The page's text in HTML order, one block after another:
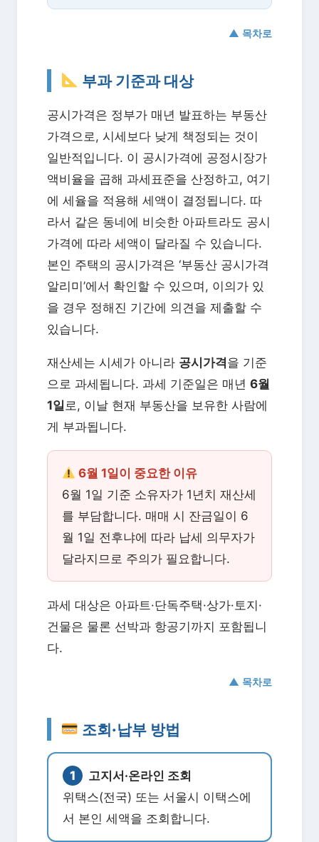
▲ 목차로
부과 기준과 대상
공시가격은 정부가 매년 발표하는 부동산
가격으로, 시세보다 낮게 책정되는 것이
일반적입니다. 이 공시가격에 공정시장가
액비율을 곱해 과세표준을 산정하고, 여기
에 세율을 적용해 세액이 결정됩니다. 따
라서 같은 동네에 비슷한 아파트라도 공시
가격에 따라 세액이 달라질 수 있습니다.
본인 주택의 공시가격은 ‘부동산 공시가격
알리미’에서 확인할 수 있으며, 이의가 있
을 경우 정해진 기간에 의견을 제출할 수
있습니다.
재산세는 시세가 아니라 공시가격을 기준
으로 과세됩니다. 과세 기준일은 매년 6월
1일로, 이날 현재 부동산을 보유한 사람에
게 부과됩니다.
6월 1일이 중요한 이유
6월 1일 기준 소유자가 1년치 재산세
를 부담합니다. 매매 시 잔금일이 6
월 1일 전후냐에 따라 납세 의무자가
달라지므로 주의가 필요합니다.
과세 대상은 아파트·단독주택·상가·토지·
건물은 물론 선박과 항공기까지 포함됩니
다.
▲ 목차로
조회·납부 방법
1
고지서·온라인 조회
위택스(전국) 또는 서울시 이택스에
서 본인 세액을 조회합니다.